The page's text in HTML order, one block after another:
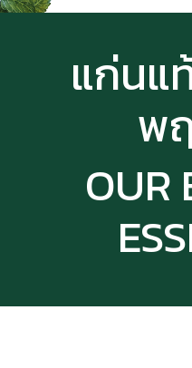
แก่นแ
พ
OUR